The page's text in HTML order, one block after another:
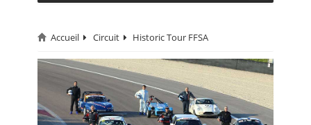
CIRCUIT
RALLYE
MONTAGNE
Accueil Circuit Historic Tour FFSA